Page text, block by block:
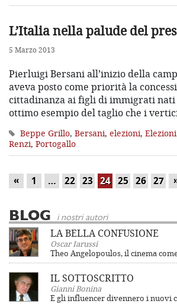
L’Italia nella palude del
5 Marzo 2013
Pierluigi Bersani all’inizio della
aveva posto come priorità la
cittadinanza ai figli di immigrati
ottimo esempio del taglio che i
Beppe Grillo, Bersani, elezioni,
Renzi, Portogallo
« 1 … 22 23 24 25 26 27
BLOG i nostri autori
LA BELLA CONFUSIONE
Oscar Iarussi
Theo Angelopoulos, il cinema
IL SOTTOSCRITTO
Gianni Bonina
E gli influencer divennero i nuovi